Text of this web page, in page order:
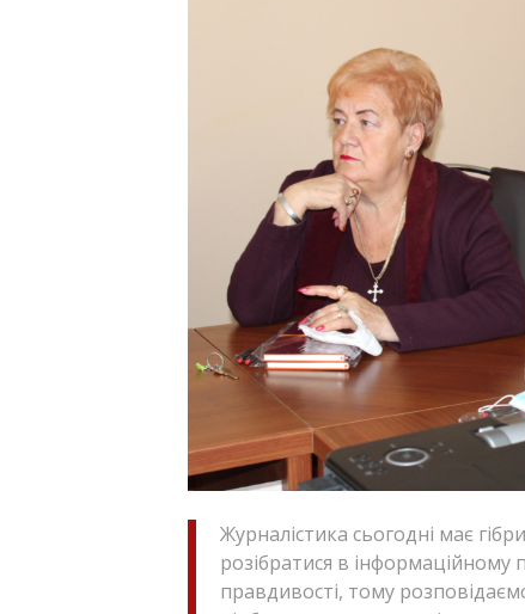
Журналістика сьогодні має
розібратися в інформаційному
правдивості, тому